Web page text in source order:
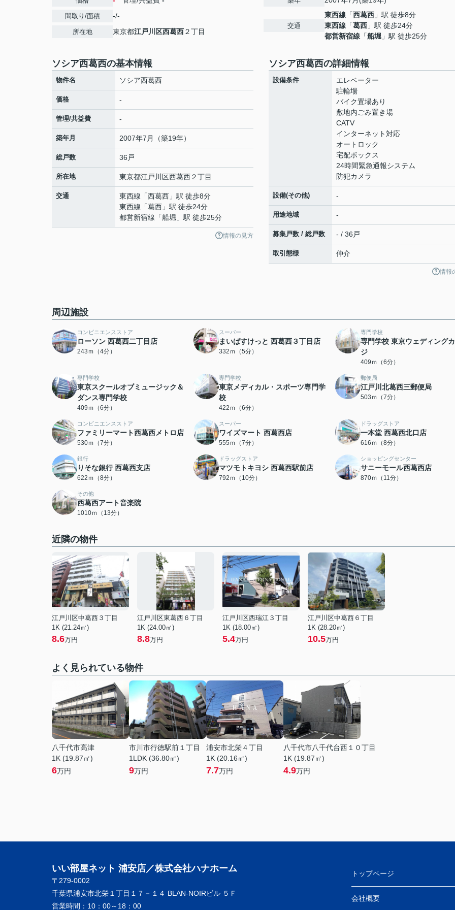
間取り/面積 -/-
所在地 東京都江戸川区西葛西２丁目
交通
東西線 「西葛西 」駅 徒歩8分
東西線 「葛西 」駅 徒歩24分
都営新宿線 「船堀 」駅 徒歩25分
ソシア西葛西の基本情報
物件名 ソシア西葛西
価格 -
管理/共益費 -
築年月 2007年7月（築19年）
総戸数 36戸
所在地 東京都江戸川区西葛西２丁目
交通 東西線 「西葛西 」駅 徒歩8分
東西線 「葛西 」駅 徒歩24分
都営新宿線 「船堀 」駅 徒歩25分
情報の見方
ソシア西葛西の詳細情報
設備条件
エレベーター
駐輪場
バイク置場あり
敷地内ごみ置き場
CATV
インターネット対応
オートロック
宅配ボックス
24時間緊急通報システム
防犯カメラ
設備(その他) -
用途地域 -
募集戸数 / 総戸数 - / 36戸
取引態様 仲介
情報
周辺施設
コンビニエンスストア
ローソン 西葛西二丁目店
243ｍ（4分）
スーパー
まいばすけっと 西葛西３丁目店
332ｍ（5分）
専門学校
専門学校 東京ウェディング
ジ
409ｍ（6分）
専門学校
東京スクールオブミュージック＆
ダンス専門学校
409ｍ（6分）
専門学校
東京メディカル・スポーツ専門学
校
422ｍ（6分）
郵便局
江戸川北葛西三郵便局
503ｍ（7分）
コンビニエンスストア
ファミリーマート西葛西メトロ店
530ｍ（7分）
スーパー
ワイズマート 西葛西店
555ｍ（7分）
ドラッグストア
一本堂 西葛西北口店
616ｍ（8分）
銀行
りそな銀行 西葛西支店
622ｍ（8分）
ドラッグストア
マツモトキヨシ 西葛西駅前店
792ｍ（10分）
ショッピングセンター
サニーモール西葛西店
870ｍ（11分）
その他
西葛西アート音楽院
1010ｍ（13分）
近隣の物件
江戸川区中葛西３丁目
1K (21.24㎡)
8.6万円
江戸川区東葛西６丁目
1K (24.00㎡)
8.8万円
江戸川区西瑞江３丁目
1K (18.00㎡)
5.4万円
江戸川区中葛西６丁目
1K (28.20㎡)
10.5万円
よく見られている物件
八千代市高津
1K (19.87㎡)
6万円
市川市行徳駅前１丁目
1LDK (36.80㎡)
9万円
浦安市北栄４丁目
1K (20.16㎡)
7.7万円
八千代市八千代台西１０丁目
1K (19.87㎡)
4.9万円
いい部屋ネット 浦安店／株式会社ハナホーム
〒279-0002
千葉県浦安市北栄１丁目１７－１４ BLAN-NOIRビル ５Ｆ
営業時間： 10：00～18：00
トップページ
会社概要